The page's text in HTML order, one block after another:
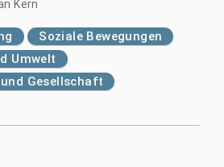
Kern
Soziale Bewegungen
Umwelt
Gesellschaft